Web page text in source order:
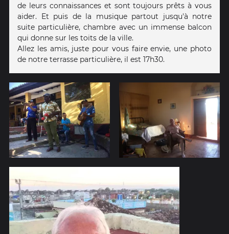
de leurs connaissances et sont toujours prêts à vous
aider. Et puis de la musique partout jusqu'à notre
suite particulière, chambre avec un immense balcon
qui donne sur les toits de la ville.
Allez les amis, juste pour vous faire envie, une photo
de notre terrasse particulière, il est 17h30.